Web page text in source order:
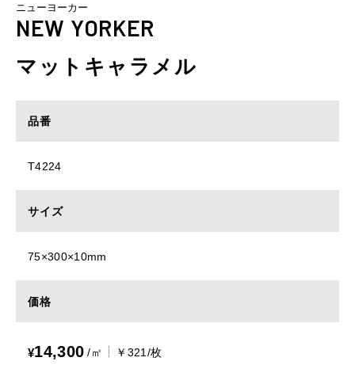
ニューヨーカー
NEW YORKER
マットキャラメル
品番
T4224
サイズ
75×300×10mm
価格
¥14,300 /㎡ ￥321/枚